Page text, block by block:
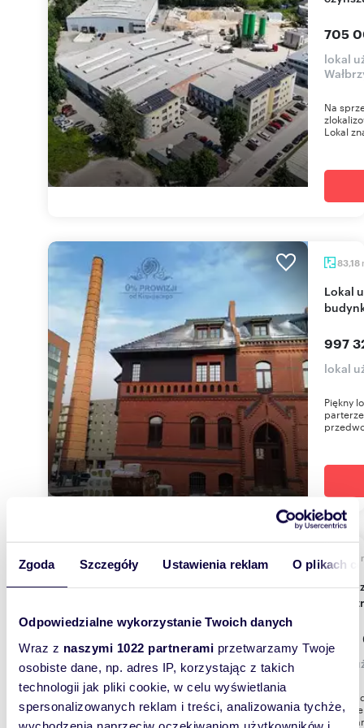
Zgoda Szczegóły Ustawienia reklam O plikach
Odpowiedzialne wykorzystanie Twoich danych
Wraz z naszymi 1022 partnerami przetwarzamy Twoje
osobiste dane, np. adres IP, korzystając z takich
technologii jak pliki cookie, w celu wyświetlania
spersonalizowanych reklam i treści, analizowania tychże,
705
lokal
Na
Lokal
83,18
Lokal usługowy 83 m² w rewitalizowanym
997
lokal
Piękny
74,67
Do sprzedania lokal usługowy 75 m² z ogródkiem
w
1
lokal